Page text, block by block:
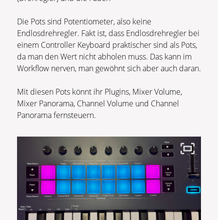
Die Pots sind Potentiometer, also keine
Endlosdrehregler. Fakt ist, dass Endlosdrehregler bei
einem Controller Keyboard praktischer sind als Pots,
da man den Wert nicht abholen muss. Das kann im
Workflow nerven, man gewöhnt sich aber auch daran.
Mit diesen Pots könnt ihr Plugins, Mixer Volume,
Mixer Panorama, Channel Volume und Channel
Panorama fernsteuern.